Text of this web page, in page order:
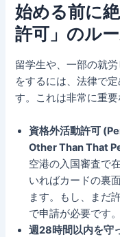
始める前に
許可」のル
留学生や、一部の就
をするには、法律で
す。これは非常に重
資格外活動許可
Other Than That
空港の入国審査で
いればカードの裏
ます。もし、まだ
で申請が必要です。
週28時間以内を守